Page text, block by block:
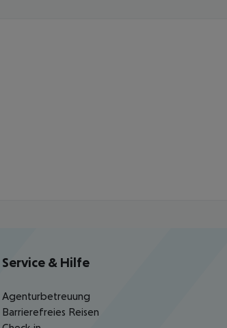
Service & Hilfe
Agenturbetreuung
Barrierefreies Reisen